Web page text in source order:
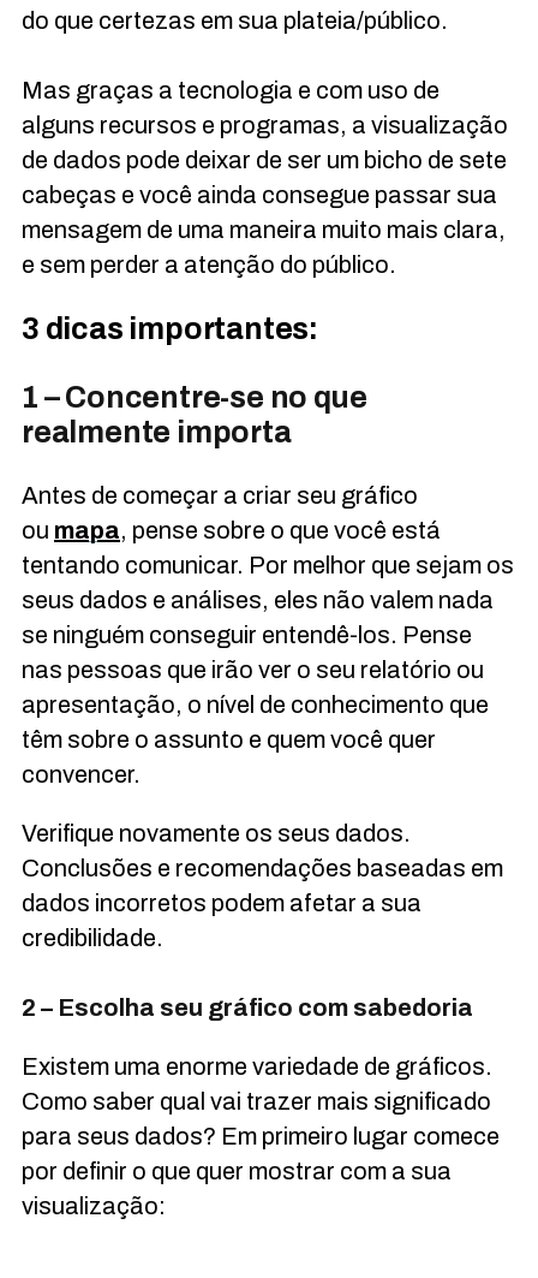
do que certezas em sua plateia/público.
Mas graças a tecnologia e com uso de
alguns recursos e programas, a visualização
de dados pode deixar de ser um bicho de sete
cabeças e você ainda consegue passar sua
mensagem de uma maneira muito mais clara,
e sem perder a atenção do público.
3 dicas importantes:
1 – Concentre-se no que
realmente importa
Antes de começar a criar seu gráfico
ou mapa, pense sobre o que você está
tentando comunicar. Por melhor que sejam os
seus dados e análises, eles não valem nada
se ninguém conseguir entendê-los. Pense
nas pessoas que irão ver o seu relatório ou
apresentação, o nível de conhecimento que
têm sobre o assunto e quem você quer
convencer.
Verifique novamente os seus dados.
Conclusões e recomendações baseadas em
dados incorretos podem afetar a sua
credibilidade.
2 – Escolha seu gráfico com sabedoria
Existem uma enorme variedade de gráficos.
Como saber qual vai trazer mais significado
para seus dados? Em primeiro lugar comece
por definir o que quer mostrar com a sua
visualização: